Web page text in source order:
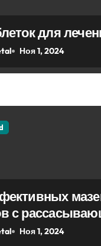
для
Ноя 1, 2024
с
Ноя 1, 2024